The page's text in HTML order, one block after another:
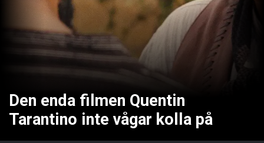
Den enda filmen Quentin
Tarantino inte vågar kolla på